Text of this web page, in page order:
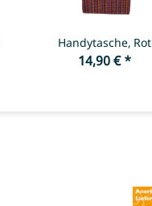
Handytasche, Rot
14,90 €*